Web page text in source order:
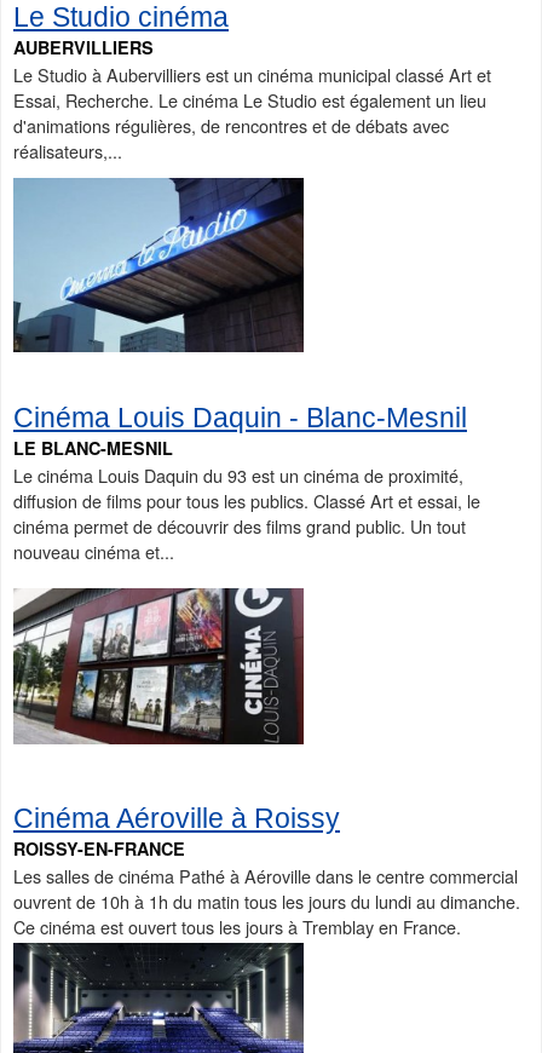
Le Studio cinéma
AUBERVILLIERS
Le Studio à Aubervilliers est un cinéma municipal classé Art et
Essai, Recherche. Le cinéma Le Studio est également un lieu
d'animations régulières, de rencontres et de débats avec
réalisateurs,...
Cinéma Louis Daquin - Blanc-Mesnil
LE BLANC-MESNIL
Le cinéma Louis Daquin du 93 est un cinéma de proximité,
diffusion de films pour tous les publics. Classé Art et essai, le
cinéma permet de découvrir des films grand public. Un tout
nouveau cinéma et...
Cinéma Aéroville à Roissy
ROISSY-EN-FRANCE
Les salles de cinéma Pathé à Aéroville dans le centre commercial
ouvrent de 10h à 1h du matin tous les jours du lundi au dimanche.
Ce cinéma est ouvert tous les jours à Tremblay en France.